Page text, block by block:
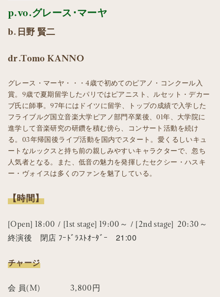
p.vo.グレース･マーヤ
b.日野 賢二
dr.Tomo KANNO
グレース・マーヤ・・・4歳で初めてのピアノ・コンクール入
賞。9歳で夏期留学したパリではピアニスト、ルセット・デカー
ブ氏に師事。97年にはドイツに留学、トップの成績で入学した
フライブルグ国立音楽大学ピアノ部門卒業後、01年、大学院に
進学して音楽研究の研鑽を積む傍ら、コンサート活動を続け
る。03年帰国後ライブ活動を国内でスタート。愛くるしいキュ
ートなルックスと持ち前の親しみやすいキャラクターで、忽ち
人気者となる。また、低音の魅力を発揮したセクシー・ハスキ
ー・ヴォイスは多くのファンを魅了している。
【時間】
[Open] 18:00 / [1st stage] 19:00～ / [2nd stage] 20:30～
終演後 閉店 ﾌｰﾄﾞﾗｽﾄｵｰﾀﾞｰ 21:00
チャージ
会 員(M) 3,800円